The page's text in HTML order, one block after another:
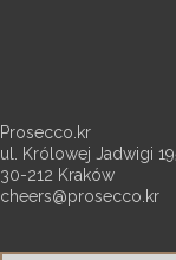
Prosecco.kr
ul. Królowej Jadwigi
30-212 Kraków
cheers@prosecco.kr